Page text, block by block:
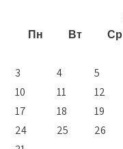
Пн
Вт Ср
3
4 5
10
11 12
17
18 19
24
25 26